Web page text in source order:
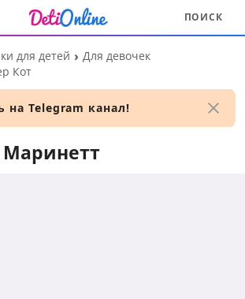
ПОИСК
для детей
Для девочек
Кот
на Telegram канал!
Маринетт